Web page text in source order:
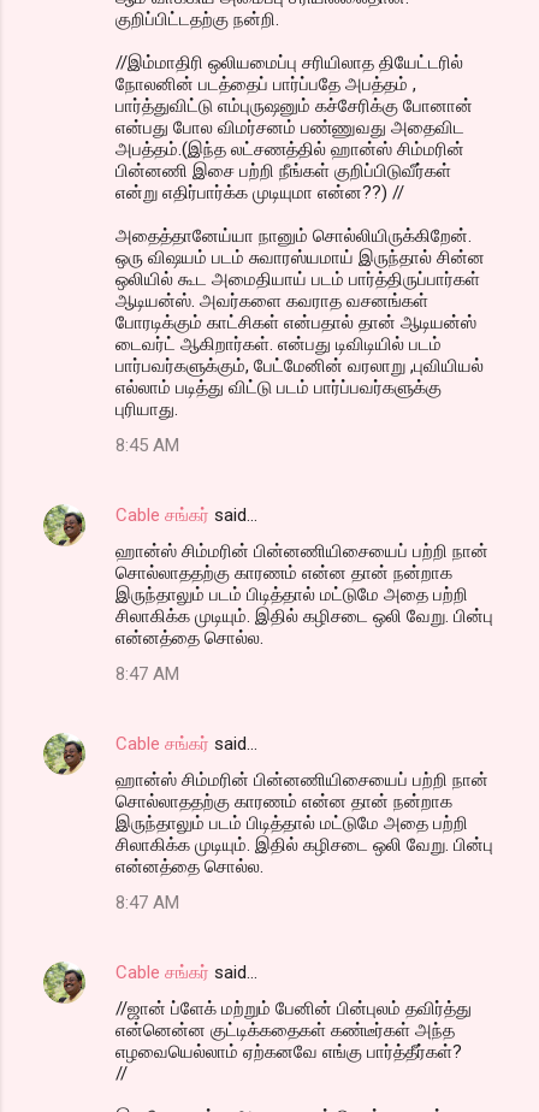
குறிப்பிட்டதற்கு நன்றி.
//இம்மாதிரி ஒலியமைப்பு சரியிலாத தியேட்டரில்
நோலனின் படத்தைப் பார்ப்பதே அபத்தம் ,
பார்த்துவிட்டு எம்புருஷனும் கச்சேரிக்கு போனான்
என்பது போல விமர்சனம் பண்ணுவது அதைவிட
அபத்தம்.(இந்த லட்சணத்தில் ஹான்ஸ் சிம்மரின்
பின்னணி இசை பற்றி நீங்கள் குறிப்பிடுவீர்கள்
என்று எதிர்பார்க்க முடியுமா என்ன??) //
அதைத்தானேய்யா நானும் சொல்லியிருக்கிறேன்.
ஒரு விஷயம் படம் சுவாரஸ்யமாய் இருந்தால் சின்ன
ஒலியில் கூட அமைதியாய் படம் பார்த்திருப்பார்கள்
ஆடியன்ஸ். அவர்களை கவராத வசனங்கள்
போரடிக்கும் காட்சிகள் என்பதால் தான் ஆடியன்ஸ்
டைவர்ட் ஆகிறார்கள். என்பது டிவிடியில் படம்
பார்பவர்களுக்கும், பேட்மேனின் வரலாறு ,புவியியல்
எல்லாம் படித்து விட்டு படம் பார்ப்பவர்களுக்கு
புரியாது.
8:45 AM
Cable சங்கர் said…
ஹான்ஸ் சிம்மரின் பின்னணியிசையைப் பற்றி நான்
சொல்லாததற்கு காரணம் என்ன தான் நன்றாக
இருந்தாலும் படம் பிடித்தால் மட்டுமே அதை பற்றி
சிலாகிக்க முடியும். இதில் கழிசடை ஒலி வேறு. பின்பு
என்னத்தை சொல்ல.
8:47 AM
Cable சங்கர் said…
ஹான்ஸ் சிம்மரின் பின்னணியிசையைப் பற்றி நான்
சொல்லாததற்கு காரணம் என்ன தான் நன்றாக
இருந்தாலும் படம் பிடித்தால் மட்டுமே அதை பற்றி
சிலாகிக்க முடியும். இதில் கழிசடை ஒலி வேறு. பின்பு
என்னத்தை சொல்ல.
8:47 AM
Cable சங்கர் said…
//ஜான் ப்ளேக் மற்றும் பேனின் பின்புலம் தவிர்த்து
என்னென்ன குட்டிக்கதைகள் கண்டீர்கள் அந்த
எழவையெல்லாம் ஏற்கனவே எங்கு பார்த்தீர்கள்?
//